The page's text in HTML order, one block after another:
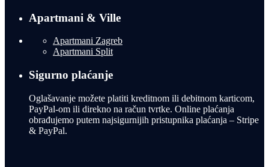
Apartmani & Ville
Apartmani Zagreb
Apartmani Split
Sigurno plaćanje
Oglašavanje možete platiti kreditnom ili debitnom karticom,
PayPal-om ili direkno na račun tvrtke. Online plaćanja
obrađujemo putem najsigurnijih pristupnika plaćanja – Stripe
& PayPal.